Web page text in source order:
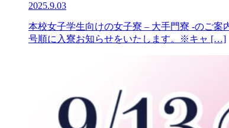
2025.9.03
本校女子学生向けの女子寮 – 大手門寮 -のご
号順に入寮お知らせをいたします。※キャ […]